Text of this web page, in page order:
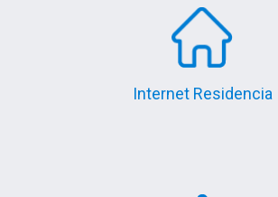
Internet Residencia